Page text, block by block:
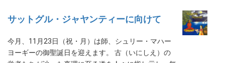
サットグル・ジャヤンティーに向けて
今月、11月23日（祝・月）は師、シュリー・マハー
ヨーギーの御聖誕日を迎えます。 古（いにしえ）の